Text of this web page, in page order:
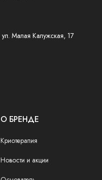
Малая Калужская, 17
О БРЕНДЕ
Криотерапия
Новости и акции